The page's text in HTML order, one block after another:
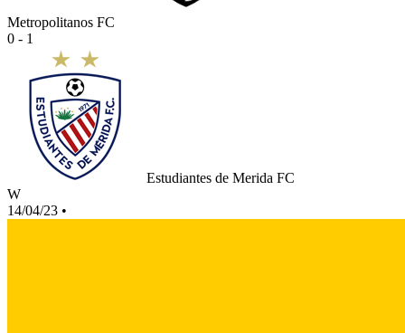
Metropolitanos FC
0 - 1
Estudiantes de Merida FC
W
14/04/23 •